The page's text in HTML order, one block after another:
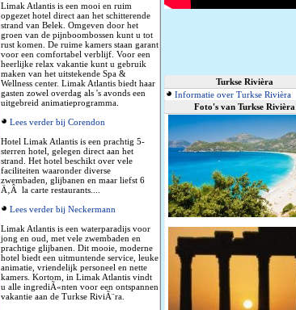
Limak Atlantis is een mooi en ruim
opgezet hotel direct aan het schitterende
strand van Belek. Omgeven door het
groen van de pijnboombossen kunt u tot
rust komen. De ruime kamers staan garant
voor een comfortabel verblijf. Voor een
heerlijke relax vakantie kunt u gebruik
maken van het uitstekende Spa &
Wellness center. Limak Atlantis biedt haar
gasten zowel overdag als 's avonds een
uitgebreid animatieprogramma.
Lees verder bij Corendon
Hotel Limak Atlantis is een prachtig 5-
sterren hotel, gelegen direct aan het
strand. Het hotel beschikt over vele
faciliteiten waaronder diverse
zwembaden, glijbanen en maar liefst 6
Ä‚Â la carte restaurants....
Lees verder bij Neckermann
Limak Atlantis is een waterparadijs voor
jong en oud, met vele zwembaden en
prachtige glijbanen. Dit mooie, moderne
hotel biedt een uitmuntende service, leuke
animatie, vriendelijk personeel en nette
kamers. Kortom, in Limak Atlantis vindt
u alle ingrediÃ«nten voor een ontspannen
vakantie aan de Turkse RiviÃ¨ra.
Turkse Rivièra
Informatie over Turkse Rivièra
Foto's van Turkse Rivièra